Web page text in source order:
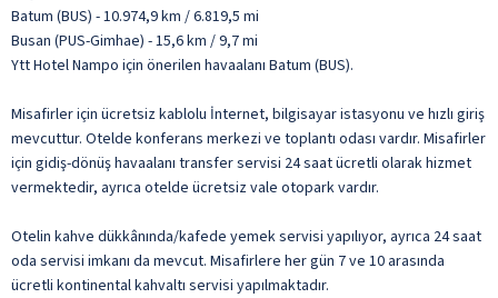
Batum (BUS) - 10.974,9 km / 6.819,5 mi
Busan (PUS-Gimhae) - 15,6 km / 9,7 mi
Ytt Hotel Nampo için önerilen havaalanı Batum (BUS).
Misafirler için ücretsiz kablolu İnternet, bilgisayar istasyonu ve hızlı giriş
mevcuttur. Otelde konferans merkezi ve toplantı odası vardır. Misafirler
için gidiş-dönüş havaalanı transfer servisi 24 saat ücretli olarak hizmet
vermektedir, ayrıca otelde ücretsiz vale otopark vardır.
Otelin kahve dükkânında/kafede yemek servisi yapılıyor, ayrıca 24 saat
oda servisi imkanı da mevcut. Misafirlere her gün 7 ve 10 arasında
ücretli kontinental kahvaltı servisi yapılmaktadır.